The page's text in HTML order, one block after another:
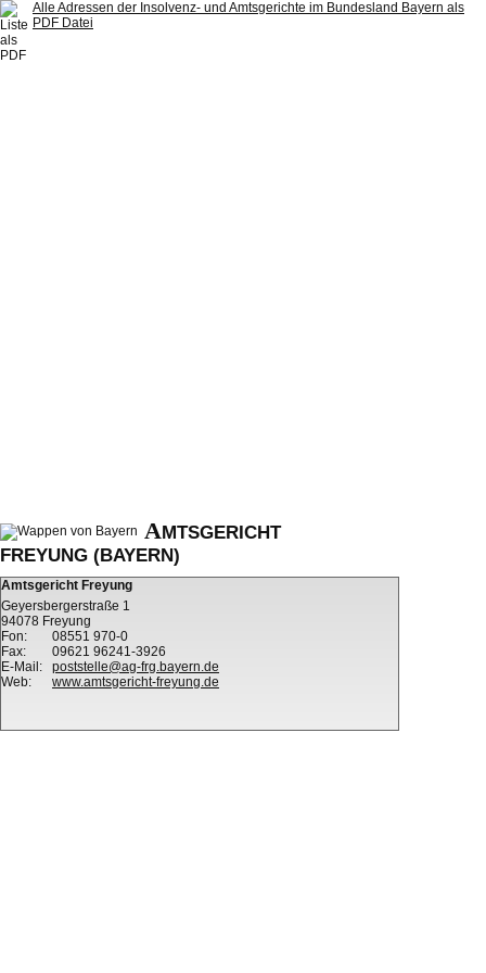
Alle Adressen der Insolvenz- und Amtsgerichte im Bundesland Bayern als
PDF Datei
AMTSGERICHT
FREYUNG (BAYERN)
Amtsgericht Freyung
Geyersbergerstraße 1
94078 Freyung
Fon:
08551 970-0
Fax:
09621 96241-3926
E-Mail:
poststelle@ag-frg.bayern.de
Web:
www.amtsgericht-freyung.de